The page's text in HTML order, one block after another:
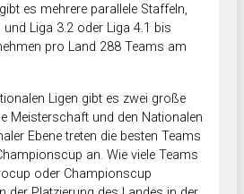
es mehrere parallele Staffeln,
Liga 3.2 oder Liga 4.1 bis
pro Land 288 Teams am
Ligen gibt es zwei große
Meisterschaft und den Nationalen
Ebene treten die besten Teams
an. Wie viele Teams
oder Championscup